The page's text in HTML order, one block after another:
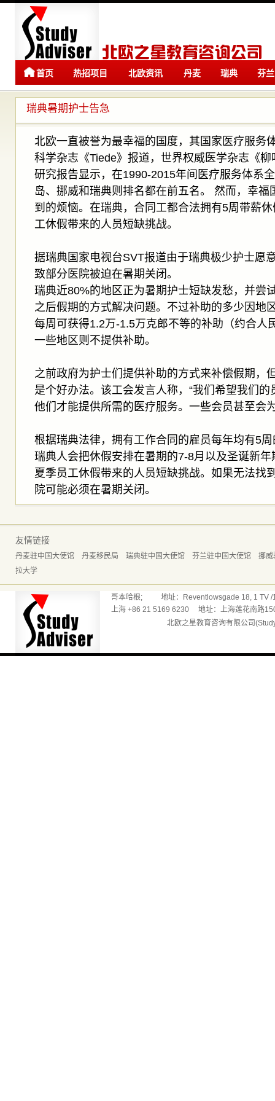
首页 热招项目 北欧资讯 丹麦
留学
瑞典
留学
芬兰
瑞典暑期护士告急
北欧一直被誉为最幸福的国度，其国家医疗服务
科学杂志《Tiede》报道，世界权威医学杂志《
研究报告显示，在1990-2015年间医疗服务体系
岛、挪威和瑞典则排名都在前五名。 然而，幸
到的烦恼。在瑞典，合同工都合法拥有5周带薪
工休假带来的人员短缺挑战。
据瑞典国家电视台SVT报道由于瑞典极少护士愿
致部分医院被迫在暑期关闭。
瑞典近80%的地区正为暑期护士短缺发愁，并尝
之后假期的方式解决问题。不过补助的多少因地
每周可获得1.2万-1.5万克郎不等的补助（约合人
一些地区则不提供补助。
之前政府为护士们提供补助的方式来补偿假期，
是个好办法。该工会发言人称，“我们希望我们
他们才能提供所需的医疗服务。一些会员甚至会
根据瑞典法律，拥有工作合同的雇员每年均有5
瑞典人会把休假安排在暑期的7-8月以及圣诞新
夏季员工休假带来的人员短缺挑战。如果无法找
院可能必须在暑期关闭。
友情链接
丹麦驻中国大使馆 丹麦移民局 瑞典驻中国大使馆 芬兰驻中国大使馆
挪威
拉大学
哥本哈根; 地址：Reventlowsgade 18, 1 TV /
上海 +86 21 5169 6230 地址：上海莲花南路
北欧之星教育咨询有限公司